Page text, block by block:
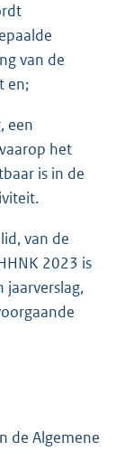
van de
en;
een
het
is in de
van de
2023 is
jaarverslag,
de Algemene